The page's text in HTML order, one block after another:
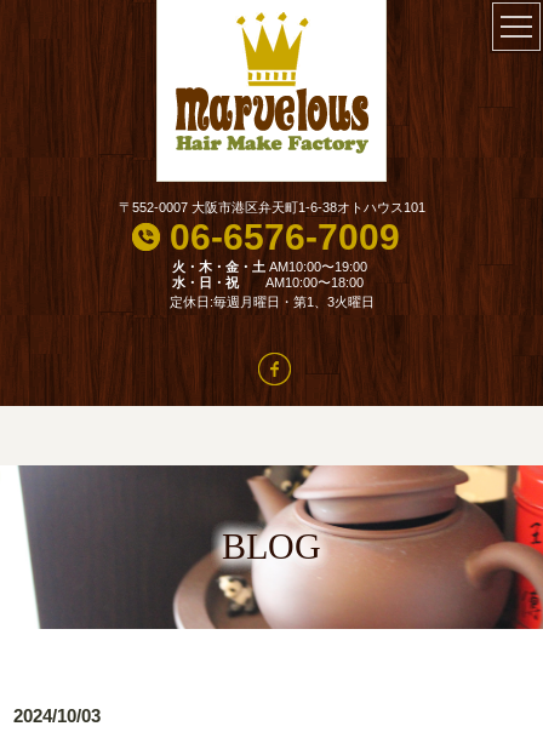
〒552-0007 大阪市港区弁天町1-6-38オトハウス101
06-6576-7009
火・木・金・土 AM10:00〜19:00
水・日・祝
AM10:00〜18:00
定休日:毎週月曜日・第1、3火曜日
BLOG
2024/10/03